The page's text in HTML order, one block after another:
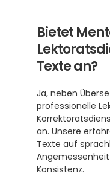
Bietet
Texte an?
Ja, neben
professionelle
an. Unsere
Texte auf
Konsistenz.